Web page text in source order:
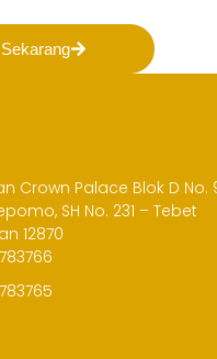
Crown Palace Blok D No.
SH No. 231 – Tebet
12870